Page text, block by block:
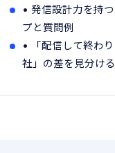
• 発信設計力を持
プと質問例
• 「配信して終わ
社」の差を見分け